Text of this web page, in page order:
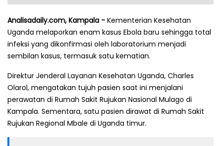
Analisadaily.com, Kampala - Kementerian Kesehatan
Uganda melaporkan enam kasus Ebola baru sehingga total
infeksi yang dikonfirmasi oleh laboratorium menjadi
sembilan kasus, termasuk satu kematian.
Direktur Jenderal Layanan Kesehatan Uganda, Charles
Olarol, mengatakan tujuh pasien saat ini menjalani
perawatan di Rumah Sakit Rujukan Nasional Mulago di
Kampala. Sementara, satu pasien dirawat di Rumah Sakit
Rujukan Regional Mbale di Uganda timur.